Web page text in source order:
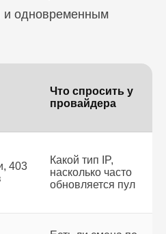
и одновременным
Что спросить у
провайдера
403
Какой тип IP,
насколько часто
обновляется пул